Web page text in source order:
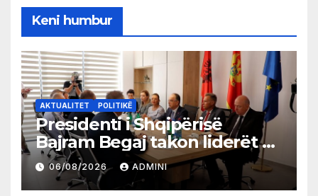
Keni humbur
AKTUALITET POLITIKË
Presidenti i Shqipërisë
Bajram Begaj takon liderët e
partive shqiptare në Ulqin
06/08/2026 ADMINI